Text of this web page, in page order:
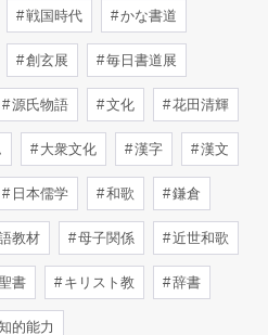
戦国時代 かな書道
創玄展 毎日書道展
源氏物語 文化 花田清輝
大衆文化 漢字 漢文
日本儒学 和歌 鎌倉
教材 母子関係 近世和歌
書 キリスト教 辞書
的能力